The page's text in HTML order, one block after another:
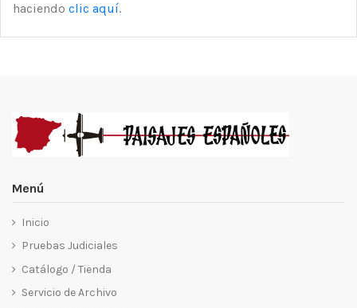
haciendo clic aquí.
Menú
Inicio
Pruebas Judiciales
Catálogo / Tienda
Servicio de Archivo